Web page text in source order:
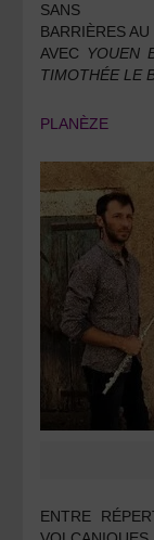
SANS
BARRIÈRES
AVEC
YOUEN
TIMOTHÉE LE
PLANÈZE
ENTRE